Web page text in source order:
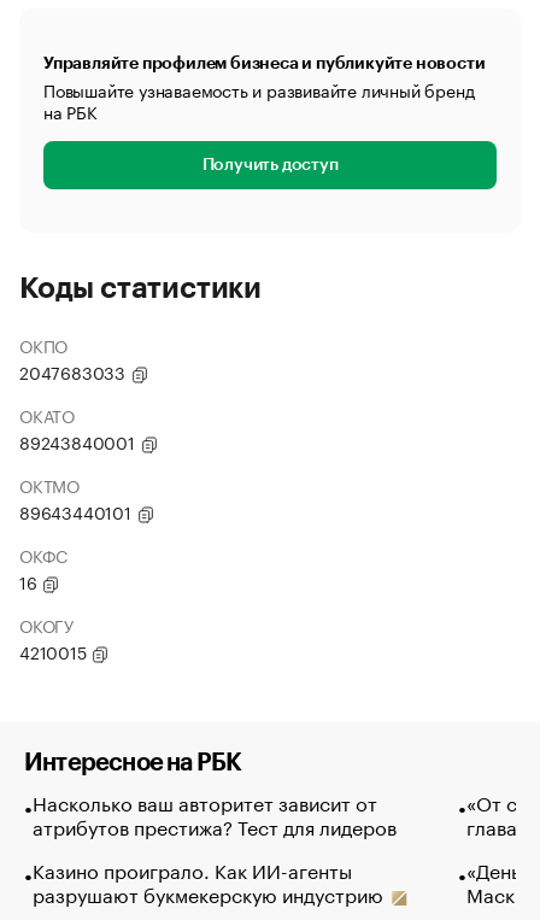
Управляйте профилем бизнеса и публикуйте новости
Повышайте узнаваемость и развивайте личный бренд
на РБК
Получить доступ
Коды статистики
ОКПО
2047683033
ОКАТО
89243840001
ОКТМО
89643440101
ОКФС
16
ОКОГУ
4210015
Интересное на РБК
Насколько ваш авторитет зависит от
атрибутов престижа? Тест для лидеров
Казино проиграло. Как ИИ-агенты
разрушают букмекерскую индустрию
«От
глава
Маск в